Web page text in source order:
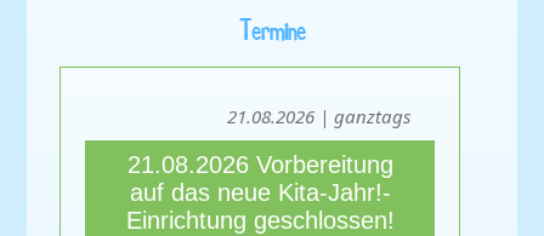
Termine
21.08.2026 | ganztags
21.08.2026 Vorbereitung
auf das neue Kita-Jahr!-
Einrichtung geschlossen!